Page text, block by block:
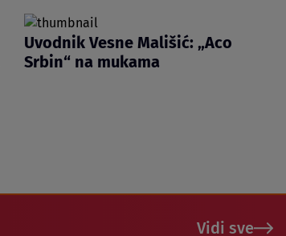
Uvodnik Vesne Mališić: „Aco
Srbin“ na mukama
Vidi sve